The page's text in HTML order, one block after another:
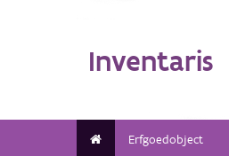
Inventaris
Erfgoedobject